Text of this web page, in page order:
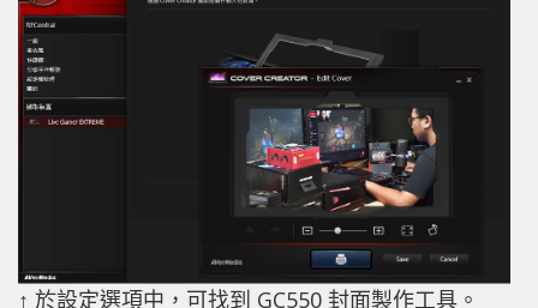
↑ 於設定選項中，可找到 GC550 封面製作工具。